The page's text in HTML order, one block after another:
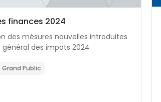
cours
finances 2024
cours :
des mésures nouvelles introduites
des impots 2024
Public